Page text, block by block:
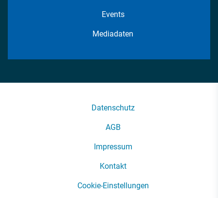
Events
Mediadaten
Datenschutz
AGB
Impressum
Kontakt
Cookie-Einstellungen